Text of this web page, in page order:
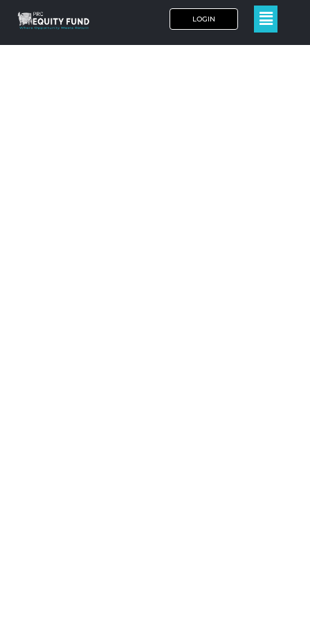
LOGIN